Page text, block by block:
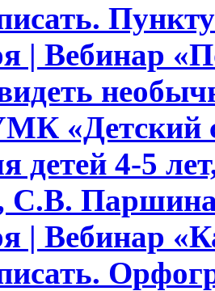
| Вебинар
«Детский
детей 4-5
С.В.
| Вебинар